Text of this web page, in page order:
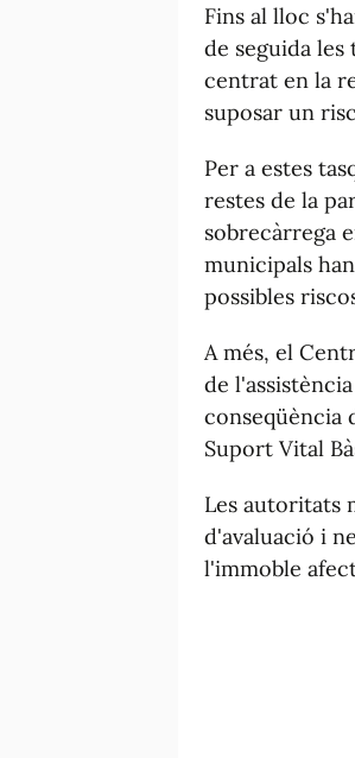
Fins al lloc
de seguida les
centrat en la
suposar un
Per a estes
restes de la
sobrecàrrega
municipals
possibles
A més, el
de
conseqüència
Suport Vital
Les autoritats
d'avaluació i
l'immoble